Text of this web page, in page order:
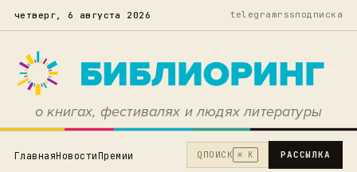
четверг, 6 августа 2026 telegramrssподписка
о книгах, фестивалях и людях литературы
ГлавнаяНовостиПремии Q ПОИСК ⌘ K РАССЫЛКА